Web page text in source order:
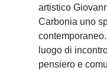
artistico
Carbonia uno
luogo di
pensiero e